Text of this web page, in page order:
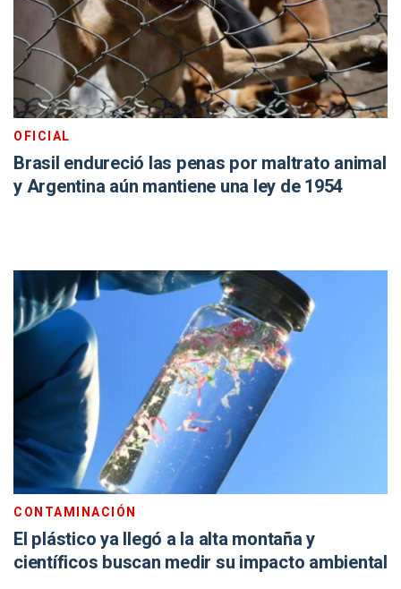
OFICIAL
Brasil endureció las penas por maltrato animal
y Argentina aún mantiene una ley de 1954
CONTAMINACIÓN
El plástico ya llegó a la alta montaña y
científicos buscan medir su impacto ambiental